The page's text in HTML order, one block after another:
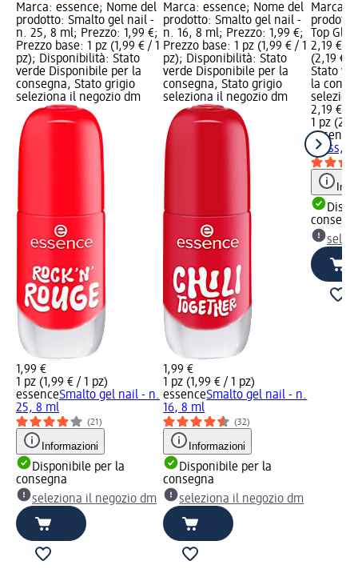
Marca: essence; Nome del
prodotto: Smalto gel nail -
n. 25, 8 ml; Prezzo: 1,99 €;
Prezzo base: 1 pz (1,99 € / 1
pz); Disponibilità: Stato
verde Disponibile per la
consegna, Stato grigio
seleziona il negozio dm
1,99 €
1 pz (1,99 € / 1 pz)
essenceSmalto gel nail - n.
25, 8 ml
(21)
Informazioni
Disponibile per la
consegna
seleziona il negozio dm
Marca: essence; Nome del
prodotto: Smalto gel nail -
n. 16, 8 ml; Prezzo: 1,99 €;
Prezzo base: 1 pz (1,99 € / 1
pz); Disponibilità: Stato
verde Disponibile per la
consegna, Stato grigio
seleziona il negozio dm
1,99 €
1 pz (1,99 € / 1 pz)
essenceSmalto gel nail - n.
16, 8 ml
(32)
Informazioni
Disponibile per la
consegna
seleziona il negozio dm
Marca:
Top
2,19 €;
(2,19 € /
Stato
la
2,19 €
1 pz
essence
Gloss, 8